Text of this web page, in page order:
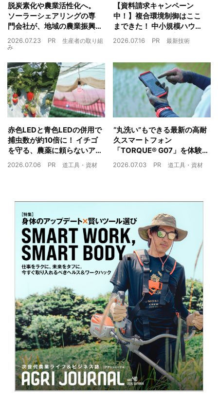
脱炭素化や農業活性化へ。
ソーラーシェアリングの専
門会社が、地域の農業振興
や経済循環をワンストップ
でサポート
2026.07.23 PR
生産者の取り組
み
【資料請求キャンペーン
中！】複合環境制御はここ
まできた！ 中小規模ハウス
でも検討しやすい高コスパ
複合環境制御装置が誕生
2026.07.16 PR 最新技術
赤色LEDと青色LEDの併用で
捕虫数が約10倍に！ イチゴ
を守る、農薬に頼らないア
ザミウマ対策
2026.07.06 PR 道工具・資材
“丸洗い”もできる最新の高耐
久スマートフォン
「TORQUE® G07」を体験
農業現場の“スマホの弱点”を
2026.07.03 PR 道工具・資材